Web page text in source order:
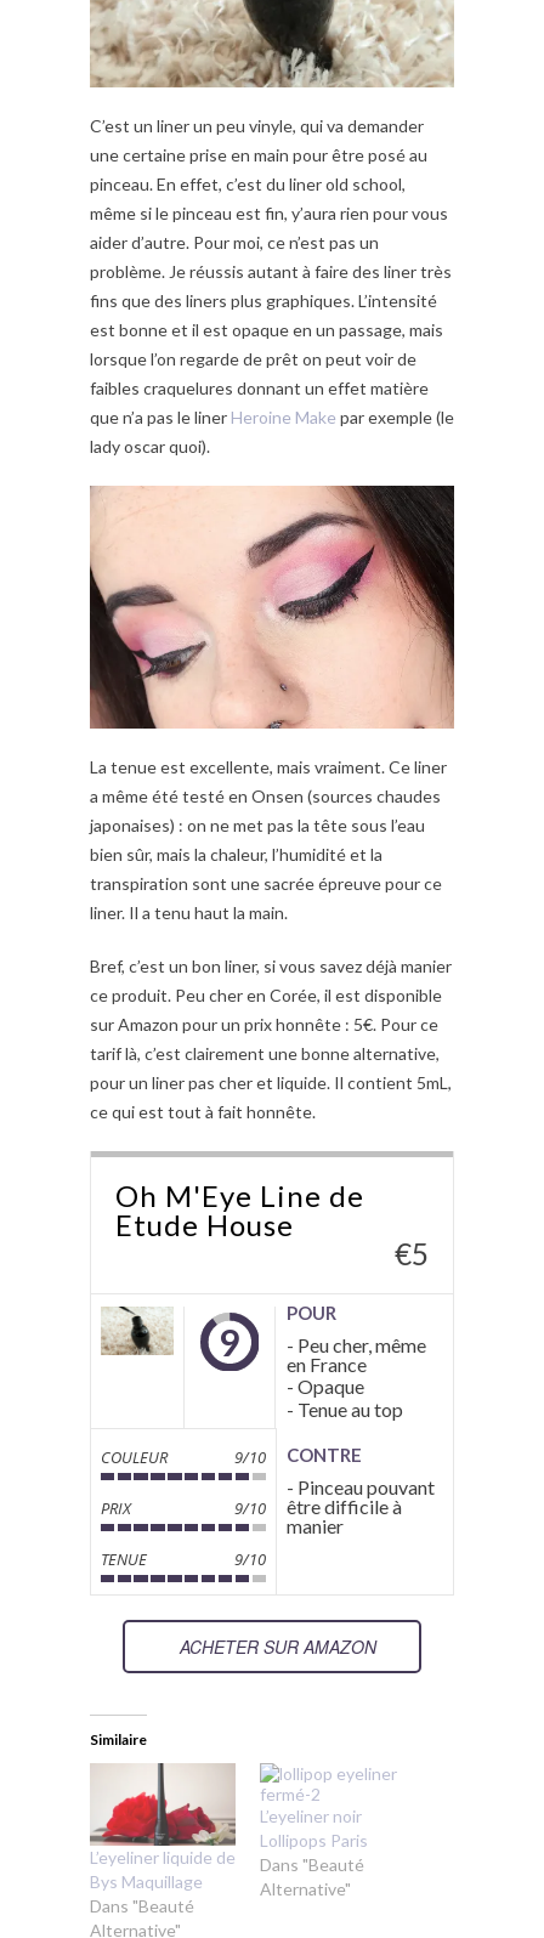
C’est un liner un peu vinyle, qui va demander
une certaine prise en main pour être posé au
pinceau. En effet, c’est du liner old school,
même si le pinceau est fin, y’aura rien pour vous
aider d’autre. Pour moi, ce n’est pas un
problème. Je réussis autant à faire des liner très
fins que des liners plus graphiques. L’intensité
est bonne et il est opaque en un passage, mais
lorsque l’on regarde de prêt on peut voir de
faibles craquelures donnant un effet matière
que n’a pas le liner Heroine Make par exemple (le
lady oscar quoi).
La tenue est excellente, mais vraiment. Ce liner
a même été testé en Onsen (sources chaudes
japonaises) : on ne met pas la tête sous l’eau
bien sûr, mais la chaleur, l’humidité et la
transpiration sont une sacrée épreuve pour ce
liner. Il a tenu haut la main.
Bref, c’est un bon liner, si vous savez déjà manier
ce produit. Peu cher en Corée, il est disponible
sur Amazon pour un prix honnête : 5€. Pour ce
tarif là, c’est clairement une bonne alternative,
pour un liner pas cher et liquide. Il contient 5mL,
ce qui est tout à fait honnête.
Oh M'Eye Line de
Etude House
€5
9
COULEUR 9/10
PRIX 9/10
TENUE 9/10
POUR
- Peu cher, même
en France
- Opaque
- Tenue au top
CONTRE
- Pinceau pouvant
être difficile à
manier
ACHETER SUR AMAZON
Similaire
L’eyeliner liquide de
Bys Maquillage
Dans "Beauté
Alternative"
L’eyeliner noir
Lollipops Paris
Dans "Beauté
Alternative"